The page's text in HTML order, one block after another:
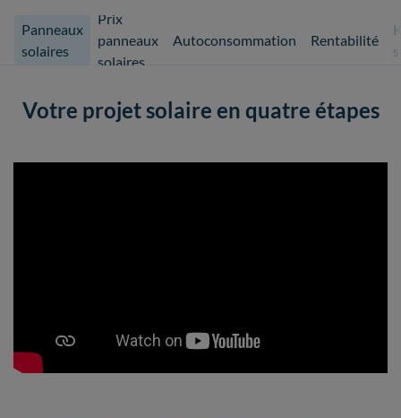
Panneaux
solaires
Prix
panneaux
solaires
Autoconsommation Rentabilité
Votre projet solaire en quatre étapes